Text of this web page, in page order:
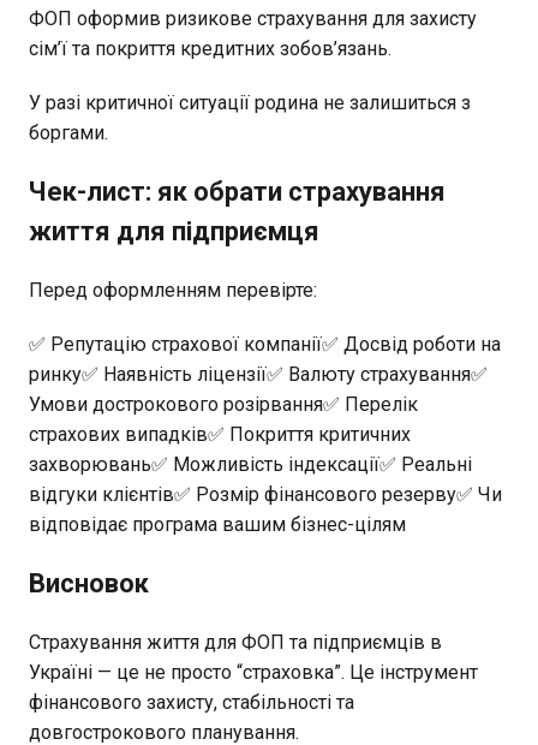
ФОП оформив ризикове страхування для захисту
сім’ї та покриття кредитних зобов’язань.
У разі критичної ситуації родина не залишиться з
боргами.
Чек-лист: як обрати страхування
життя для підприємця
Перед оформленням перевірте:
✅ Репутацію страхової компанії✅ Досвід роботи на
ринку✅ Наявність ліцензії✅ Валюту страхування✅
Умови дострокового розірвання✅ Перелік
страхових випадків✅ Покриття критичних
захворювань✅ Можливість індексації✅ Реальні
відгуки клієнтів✅ Розмір фінансового резерву✅ Чи
відповідає програма вашим бізнес-цілям
Висновок
Страхування життя для ФОП та підприємців в
Україні — це не просто “страховка”. Це інструмент
фінансового захисту, стабільності та
довгострокового планування.